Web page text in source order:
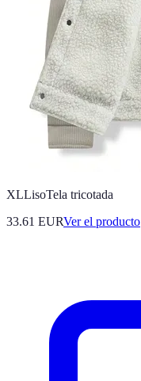
XLLisoTela tricotada
33.61 EURVer el producto